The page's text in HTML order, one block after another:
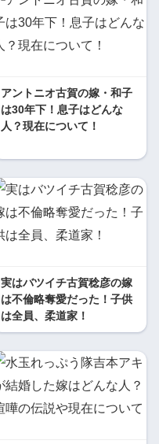
アントニオ古賀の嫁・和子
は30年下！息子はどんな
人？現在について！
実はバツイチ古賀稔彦の嫁
は不倫略奪愛だった！子供
は全員、柔道家！